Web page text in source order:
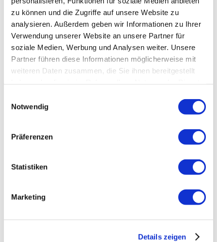
zu können und die Zugriffe auf unsere Website zu
analysieren. Außerdem geben wir Informationen zu Ihrer
Verwendung unserer Website an unsere Partner für
soziale Medien, Werbung und Analysen weiter. Unsere
Partner führen diese Informationen möglicherweise mit
weiteren Daten zusammen, die Sie ihnen bereitgestellt
Notwendig
Präferenzen
Statistiken
Marketing
Details zeigen